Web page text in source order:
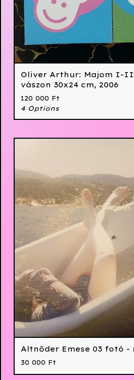
Oliver Arthur: Majom
vászon 30x24 cm, 2006
120 000 Ft
4 Options
Altnőder Emese 03 fotó -
30 000 Ft